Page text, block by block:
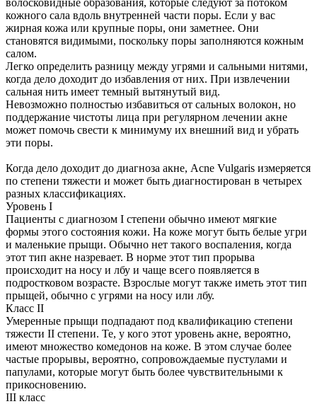
волосковидные образования, которые следуют за потоком
кожного сала вдоль внутренней части поры. Если у вас
жирная кожа или крупные поры, они заметнее. Они
становятся видимыми, поскольку поры заполняются кожным
салом.
Легко определить разницу между угрями и сальными нитями,
когда дело доходит до избавления от них. При извлечении
сальная нить имеет темный вытянутый вид.
Невозможно полностью избавиться от сальных волокон, но
поддержание чистоты лица при регулярном лечении акне
может помочь свести к минимуму их внешний вид и убрать
эти поры.
Когда дело доходит до диагноза акне, Acne Vulgaris измеряется
по степени тяжести и может быть диагностирован в четырех
разных классификациях.
Уровень I
Пациенты с диагнозом I степени обычно имеют мягкие
формы этого состояния кожи. На коже могут быть белые угри
и маленькие прыщи. Обычно нет такого воспаления, когда
этот тип акне назревает. В норме этот тип прорыва
происходит на носу и лбу и чаще всего появляется в
подростковом возрасте. Взрослые могут также иметь этот тип
прыщей, обычно с угрями на носу или лбу.
Класс II
Умеренные прыщи подпадают под квалификацию степени
тяжести II степени. Те, у кого этот уровень акне, вероятно,
имеют множество комедонов на коже. В этом случае более
частые прорывы, вероятно, сопровождаемые пустулами и
папулами, которые могут быть более чувствительными к
прикосновению.
III класс